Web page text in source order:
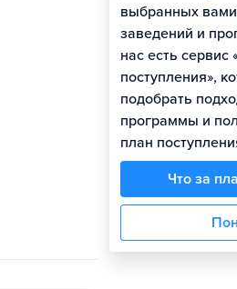
выбранных
заведений и
нас есть
поступления»,
подобрать
программы и
план
Что за